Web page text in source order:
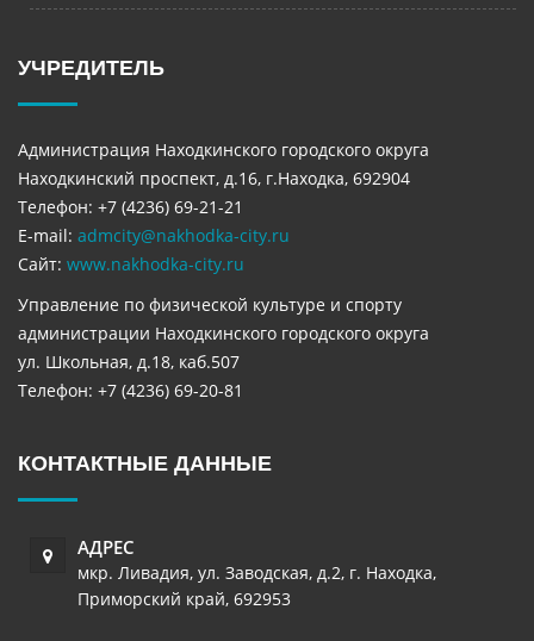
УЧРЕДИТЕЛЬ
Администрация Находкинского городского округа
Находкинский проспект, д.16, г.Находка, 692904
Телефон: +7 (4236) 69-21-21
E-mail: admcity@nakhodka-city.ru
Сайт: www.nakhodka-city.ru
Управление по физической культуре и спорту
администрации Находкинского городского округа
ул. Школьная, д.18, каб.507
Телефон: +7 (4236) 69-20-81
КОНТАКТНЫЕ ДАННЫЕ
АДРЕС
мкр. Ливадия, ул. Заводская, д.2, г. Находка,
Приморский край, 692953